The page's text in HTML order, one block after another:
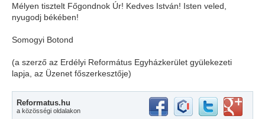
Mélyen tisztelt Főgondnok Úr! Kedves István! Isten veled,
nyugodj békében!
Somogyi Botond
(a szerző az Erdélyi Református Egyházkerület gyülekezeti
lapja, az Üzenet főszerkesztője)
Reformatus.hu
a közösségi oldalakon